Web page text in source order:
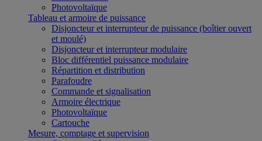
Photovoltaïque
Tableau et armoire de puissance
Disjoncteur et interrupteur de puissance (boîtier ouvert
et moulé)
Disjoncteur et interrupteur modulaire
Bloc différentiel puissance modulaire
Répartition et distribution
Parafoudre
Commande et signalisation
Armoire électrique
Photovoltaïque
Cartouche
Mesure, comptage et supervision